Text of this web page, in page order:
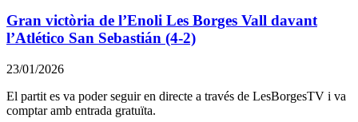
Gran victòria de l’Enoli Les Borges Vall davant
l’Atlético San Sebastián (4-2)
23/01/2026
El partit es va poder seguir en directe a través de LesBorgesTV i va
comptar amb entrada gratuïta.